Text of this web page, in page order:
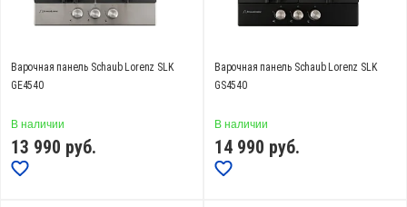
поворотные (109)
Таймер
Количество конфорок
Варочная панель Schaub Lorenz SLK
GE4540
В наличии
13 990 руб.
Варочная панель Schaub Lorenz SLK
GS4540
В наличии
14 990 руб.